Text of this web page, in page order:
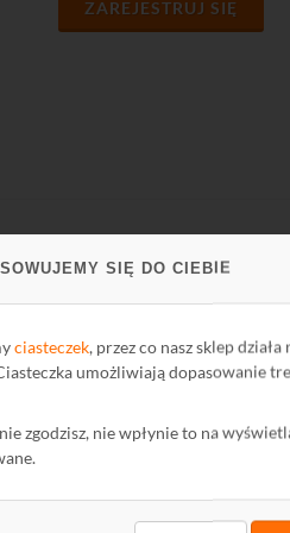
SIĘ DO CIEBIE
ciasteczek , przez co nasz sklep
umożliwiają dopasowanie
nie zgodzisz, nie wpłynie to na
ZAREJESTRUJ SIĘ
Informatora